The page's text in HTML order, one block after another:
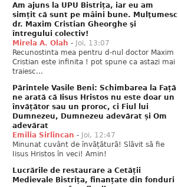
Am ajuns la UPU Bistrița, iar eu am
simțit că sunt pe mâini bune. Mulţumesc
dr. Maxim Cristian Gheorghe şi
întregului colectiv!
Mirela A. Olah - Joi, 13:07
Recunostinta mea pentru d-nul doctor Maxim
Cristian este infinita ! pot spune ca astazi mai
traiesc...
Părintele Vasile Beni: Schimbarea la Față
ne arată că Iisus Hristos nu este doar un
învățător sau un proroc, ci Fiul lui
Dumnezeu, Dumnezeu adevărat și Om
adevărat
Emilia Sirlincan - Joi, 12:47
Minunat cuvânt de învățătură! Slăvit să fie
Iisus Hristos în veci! Amin!
Lucrările de restaurare a Cetății
Medievale Bistrița, finanțate din fonduri